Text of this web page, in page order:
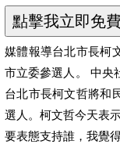
媒體報導台北市長柯
市立委參選人。 中央
台北市長柯文哲將和
選人。柯文哲今天表
要表態支持誰，我覺